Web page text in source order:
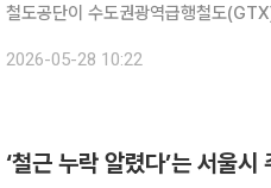
철도공단이 수도권광역급행철도
2026-05-28 10:22
‘철근 누락 알렸다’는 서울